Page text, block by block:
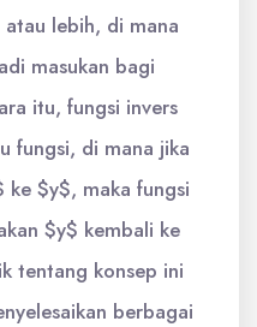
lebih, di mana
masukan bagi
itu, fungsi invers
fungsi, di mana jika
$y$, maka fungsi
$y$ kembali ke
tentang konsep ini
berbagai